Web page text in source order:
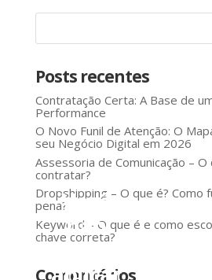
Posts recentes
Contratação Certa: A Base de
Performance
O Novo Funil de Atenção: O
seu Negócio Digital em 2026
Assessoria de Comunicação – O
contratar?
Dropshipping – O que é? Como
pena?
Keyword – O que é e como
chave correta?
Comentários
Você
não
precisa